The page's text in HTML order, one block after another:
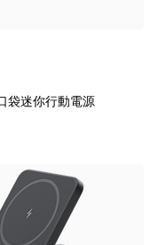
袋迷你行動電源